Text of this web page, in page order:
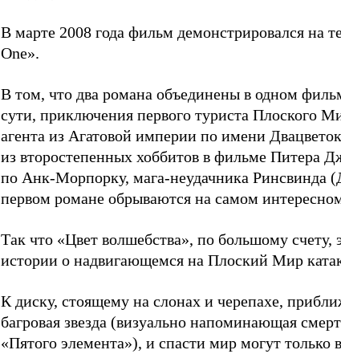
В марте 2008 года фильм демонстрировался на
One».
В том, что два романа объединены в одном
сути, приключения первого туриста Плоского
агента из Агатовой империи по имени
из второстепенных хоббитов в фильме Питера
по Анк-Морпорку, мага-неудачника Ринсвинда
первом романе обрываются на самом
Так что «Цвет волшебства», по большому счету,
истории о надвигающемся на Плоский Мир
К диску, стоящему на слонах и черепахе,
багровая звезда (визуально напоминающая
«Пятого элемента»), и спасти мир могут только